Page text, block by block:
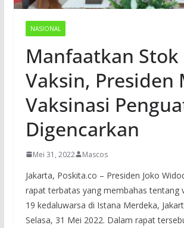
NASIONAL
Manfaatkan Stok
Vaksin, Presiden
Vaksinasi
Digencarkan
Mei 31, 2022 Mascos
Jakarta, Poskita.co – Presiden Joko
rapat terbatas yang membahas tentang
19 kedaluwarsa di Istana Merdeka,
Selasa, 31 Mei 2022. Dalam rapat